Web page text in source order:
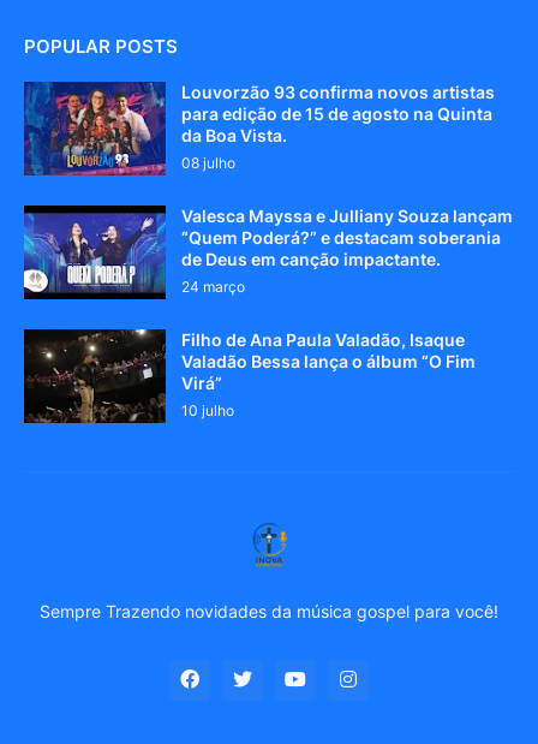
POPULAR POSTS
Louvorzão 93 confirma novos artistas
para edição de 15 de agosto na Quinta
da Boa Vista.
08 julho
Valesca Mayssa e Julliany Souza lançam
“Quem Poderá?” e destacam soberania
de Deus em canção impactante.
24 março
Filho de Ana Paula Valadão, Isaque
Valadão Bessa lança o álbum “O Fim
Virá”
10 julho
Sempre Trazendo novidades da música gospel para você!